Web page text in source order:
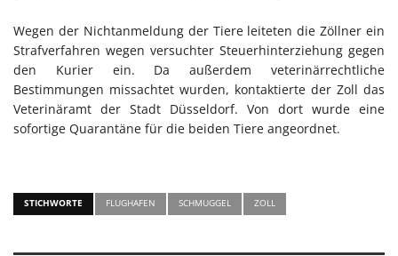
Wegen der Nichtanmeldung der Tiere leiteten die Zöllner ein
Strafverfahren wegen versuchter Steuerhinterziehung gegen
den Kurier ein. Da außerdem veterinärrechtliche
Bestimmungen missachtet wurden, kontaktierte der Zoll das
Veterinäramt der Stadt Düsseldorf. Von dort wurde eine
sofortige Quarantäne für die beiden Tiere angeordnet.
STICHWORTE FLUGHAFEN SCHMUGGEL ZOLL